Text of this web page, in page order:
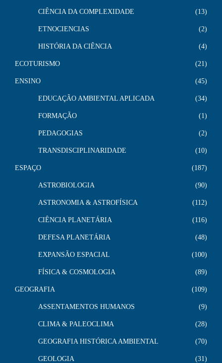
CIÊNCIA DA COMPLEXIDADE 13
ETNOCIENCIAS 2
HISTÓRIA DA CIÊNCIA 4
ECOTURISMO 21
ENSINO 45
EDUCAÇÃO AMBIENTAL APLICADA 34
FORMAÇÃO 1
PEDAGOGIAS 2
TRANSDISCIPLINARIDADE 10
ESPAÇO 187
ASTROBIOLOGIA 90
ASTRONOMIA & ASTROFÍSICA 112
CIÊNCIA PLANETÁRIA 116
DEFESA PLANETÁRIA 48
EXPANSÃO ESPACIAL 100
FÍSICA & COSMOLOGIA 89
GEOGRAFIA 109
ASSENTAMENTOS HUMANOS 9
CLIMA & PALEOCLIMA 28
GEOGRAFIA HISTÓRICA AMBIENTAL 70
GEOLOGIA 31